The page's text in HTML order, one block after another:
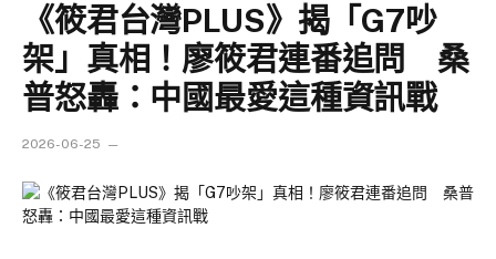
《筱君台灣PLUS》揭「G7吵
架」真相！廖筱君連番追問 桑
普怒轟：中國最愛這種資訊戰
2026-06-25